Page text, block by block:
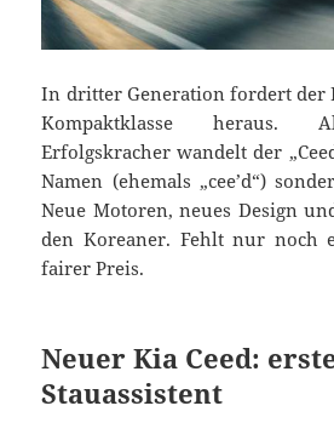
In dritter Generation fordert der
Kompaktklasse heraus.
Erfolgskracher wandelt der
Namen (ehemals „cee’d“)
Neue Motoren, neues Design
den Koreaner. Fehlt nur noch
fairer Preis.
Neuer Kia Ceed:
Stauassistent